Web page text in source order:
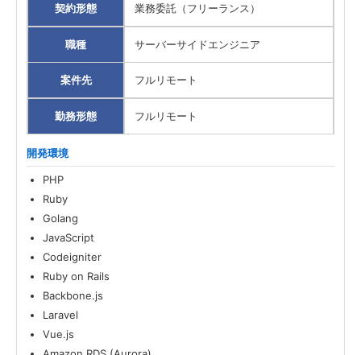
契約形態 業務委託（フリーランス）
職種 サーバーサイドエンジニア
案件先 フルリモート
勤務形態 フルリモート
開発環境
PHP
Ruby
Golang
JavaScript
Codeigniter
Ruby on Rails
Backbone.js
Laravel
Vue.js